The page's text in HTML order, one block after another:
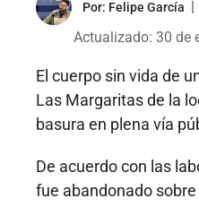
Por: Felipe García
Actualizado: 30 de
El cuerpo sin vida de
Las Margaritas de la
basura en plena vía
De acuerdo con las
fue abandonado